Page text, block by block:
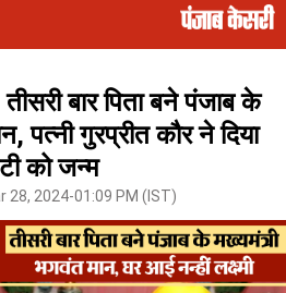
बार पिता बने पंजाब के
पत्नी गुरप्रीत कौर ने दिया
को जन्म
28, 2024-01:09 PM (IST)